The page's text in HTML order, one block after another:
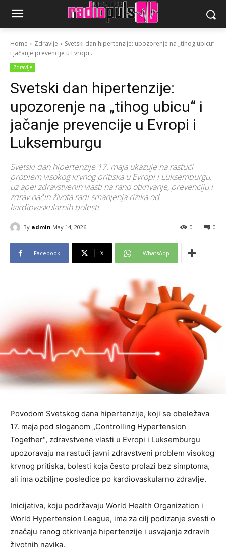
Home Zdravlje
Svetski dan hipertenzije: upozorenje na „tihog ubicu“
i jačanje prevencije u Evropi...
Zdravlje
Svetski dan hipertenzije:
upozorenje na „tihog ubicu“ i
jačanje prevencije u Evropi i
Luksemburgu
Svetski dan hipertenzije 17. maja ukazuje na rastući
problem visokog krvnog pritiska u Evropi i Luksemburgu,
uz apel zdravstvenih vlasti na rano otkrivanje, prevenciju i
zdrav način života radi smanjenja rizika od
kardiovaskularnih bolesti.
By admin May 14, 2026 0
0
Facebook X WhatsApp
Povodom Svetskog dana hipertenzije, koji se obeležava
17. maja pod sloganom „Controlling Hypertension
Together“, zdravstvene vlasti u Evropi i Luksemburgu
upozoravaju na rastući javni zdravstveni problem visokog
krvnog pritiska, bolesti koja često prolazi bez simptoma,
ali ima ozbiljne posledice po kardiovaskularno zdravlje.
Inicijativa, koju podržavaju World Health Organization i
World Hypertension League, ima za cilj podizanje svesti o
značaju ranog otkrivanja hipertenzije i usvajanja zdravih
životnih navika.